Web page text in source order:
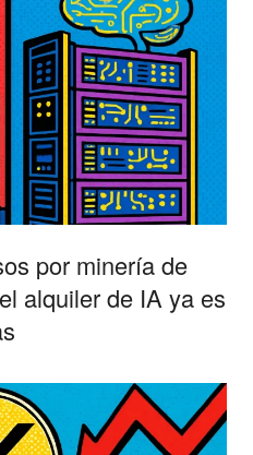
por minería de
alquiler de IA ya es